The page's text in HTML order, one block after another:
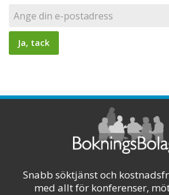
Snabb söktjänst och
med allt för konferenser,